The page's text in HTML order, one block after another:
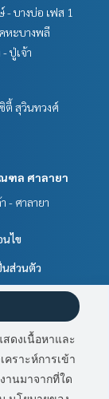
- บางบ่อ เฟส 1
หะบางพลี
ปู่เจ้า
ตี้ สุวินทวงศ์
ฑล ศาลายา
- ศาลายา
นไข
นส่วนตัว
ช่า
ดงเนื้อหาและ
คราะห์การเข้า
านมาจากที่ใด